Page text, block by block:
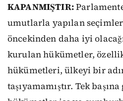
KAPANMIŞTIR:
umutlarla yapılan
öncekinden daha iyi
kurulan hükümetler,
hükümetleri, ülkeyi bir
taşıyamamıştır. Tek